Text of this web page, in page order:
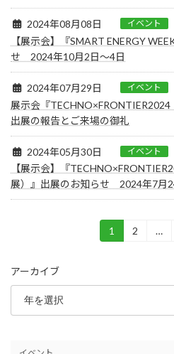
2024年08月08日 イベント
【展示会】『SMART ENERGY
せ 2024年10月2日～4日
2024年07月29日 イベント
展示会『TECHNO×FRONTIER2024
出展の報告とご来場の御礼
2024年05月30日 イベント
【展示会】『
展）』出展のお知らせ 2024年7月
の
ペ
固
定
ジ
1
固
ジ
2 …
アーカイブ